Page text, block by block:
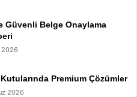
Güvenli Belge Onaylama
2026
Premium Çözümler
2026